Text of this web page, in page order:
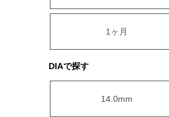
1ヶ月
DIAで探す
14.0mm